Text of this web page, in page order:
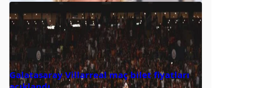
Galatasaray Villarreal maç bilet fiyatları